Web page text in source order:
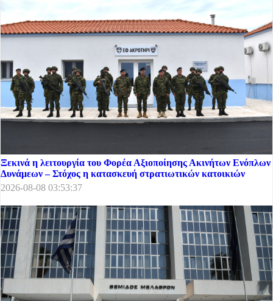
Ξεκινά η λειτουργία του Φορέα Αξιοποίησης Ακινήτων Ενόπλων
Δυνάμεων – Στόχος η κατασκευή στρατιωτικών κατοικιών
2026-08-08 03:53:37